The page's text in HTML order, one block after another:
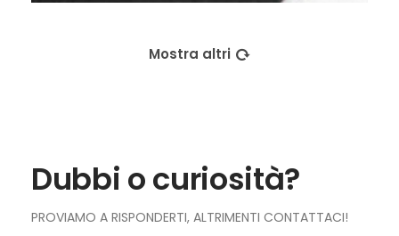
Mostra altri
Dubbi o curiosità?
PROVIAMO A RISPONDERTI, ALTRIMENTI CONTATTACI!